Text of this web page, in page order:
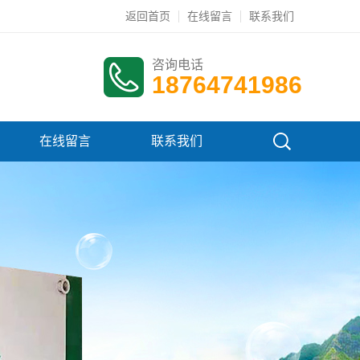
返回首页 在线留言 联系我们
咨询电话
18764741986
在线留言 联系我们